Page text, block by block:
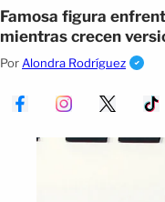
Famosa figura
mientras crecen
cambiar su vida
Por Alondra Rodríguez